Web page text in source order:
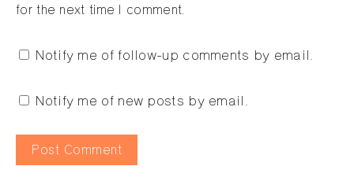
for the next time I comment.
Notify me of follow-up comments by email.
Notify me of new posts by email.